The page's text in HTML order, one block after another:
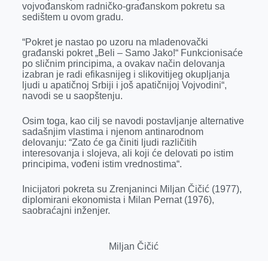
r
vojvođanskom radničko-građanskom pokretu sa
sedištem u ovom gradu.
“Pokret je nastao po uzoru na mladenovački
građanski pokret „Beli – Samo Jako!“ Funkcionisaće
po sličnim principima, a ovakav način delovanja
izabran je radi efikasnijeg i slikovitijeg okupljanja
ljudi u apatičnoj Srbiji i još apatičnijoj Vojvodini“,
navodi se u saopštenju.
Osim toga, kao cilj se navodi postavljanje alternative
sadašnjim vlastima i njenom antinarodnom
delovanju: “Zato će ga činiti ljudi različitih
interesovanja i slojeva, ali koji će delovati po istim
principima, vođeni istim vrednostima“.
Inicijatori pokreta su Zrenjaninci Miljan Čičić (1977),
diplomirani ekonomista i Milan Pernat (1976),
saobraćajni inženjer.
Miljan Čičić